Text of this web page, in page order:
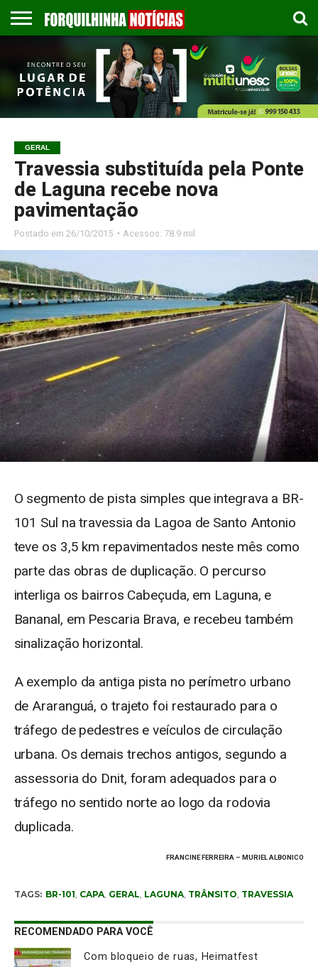
EMPREGOS
ESPORTES
PUBLICAÇÃO
LEGAL
GASTRONOMIA
CONTATO
GERAL
Travessia substituída pela Ponte
de Laguna recebe nova
pavimentação
Postado em 26/10/2015 ◔ Acessos: 78.9 mil
O segmento de pista simples que integrava a BR-
101 Sul na travessia da Lagoa de Santo Antonio
teve os 3,5 km repavimentados neste mês como
parte das obras de duplicação. O percurso
interliga os bairros Cabeçuda, em Laguna, e
Bananal, em Pescaria Brava, e recebeu também
sinalização horizontal.
A exemplo da antiga pista no perímetro urbano
de Araranguá, o trajeto foi restaurado para o
tráfego de pedestres e veículos de circulação
urbana. Os demais trechos antigos, segundo a
assessoria do Dnit, foram adequados para o
tráfego no sentido norte ao logo da rodovia
duplicada.
FRANCINE FERREIRA – MURIEL ALBONICO
TAGS: BR-101, CAPA, GERAL, LAGUNA, TRÂNSITO, TRAVESSIA
RECOMENDADO PARA VOCÊ
Com bloqueio de ruas, Heimatfest